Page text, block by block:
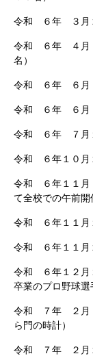
令和 ６年 ３月
令和 ６年 ４月
名）
令和 ６年 ６月
令和 ６年 ６月
令和 ６年 ７月
令和 ６年１０
令和 ６年１１月
て全校での午前開
令和 ６年１１月
令和 ６年１１月
令和 ６年１２月
卒業のプロ野球選
令和 ７年 ２月
ら門の時計）
令和 ７年 ２月